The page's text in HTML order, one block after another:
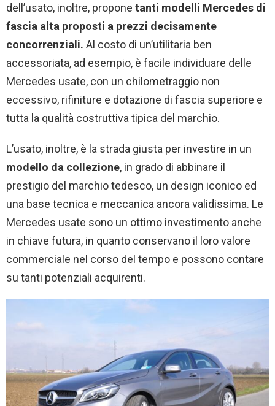
dell’usato, inoltre, propone tanti modelli Mercedes di
fascia alta proposti a prezzi decisamente
concorrenziali. Al costo di un’utilitaria ben
accessoriata, ad esempio, è facile individuare delle
Mercedes usate, con un chilometraggio non
eccessivo, rifiniture e dotazione di fascia superiore e
tutta la qualità costruttiva tipica del marchio.
L’usato, inoltre, è la strada giusta per investire in un
modello da collezione, in grado di abbinare il
prestigio del marchio tedesco, un design iconico ed
una base tecnica e meccanica ancora validissima. Le
Mercedes usate sono un ottimo investimento anche
in chiave futura, in quanto conservano il loro valore
commerciale nel corso del tempo e possono contare
su tanti potenziali acquirenti.